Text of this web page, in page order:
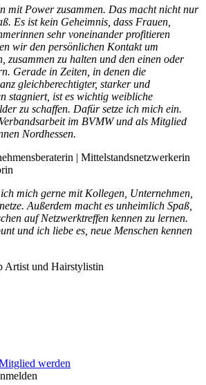
mit Power zusammen. Das macht nicht nur
Es ist kein Geheimnis, dass Frauen,
sehr voneinander profitieren
wir den persönlichen Kontakt um
zusammen zu halten und den einen oder
Gerade in Zeiten, in denen die
gleichberechtigter, starker und
stagniert, ist es wichtig weibliche
zu schaffen. Dafür setze ich mich ein.
im BVMW und als Mitglied
Nordhessen.
| Mittelstandsnetzwerkerin
mich gerne mit Kollegen, Unternehmen,
Außerdem macht es unheimlich Spaß,
auf Netzwerktreffen kennen zu lernen.
und ich liebe es, neue Menschen kennen
Artist und Hairstylistin